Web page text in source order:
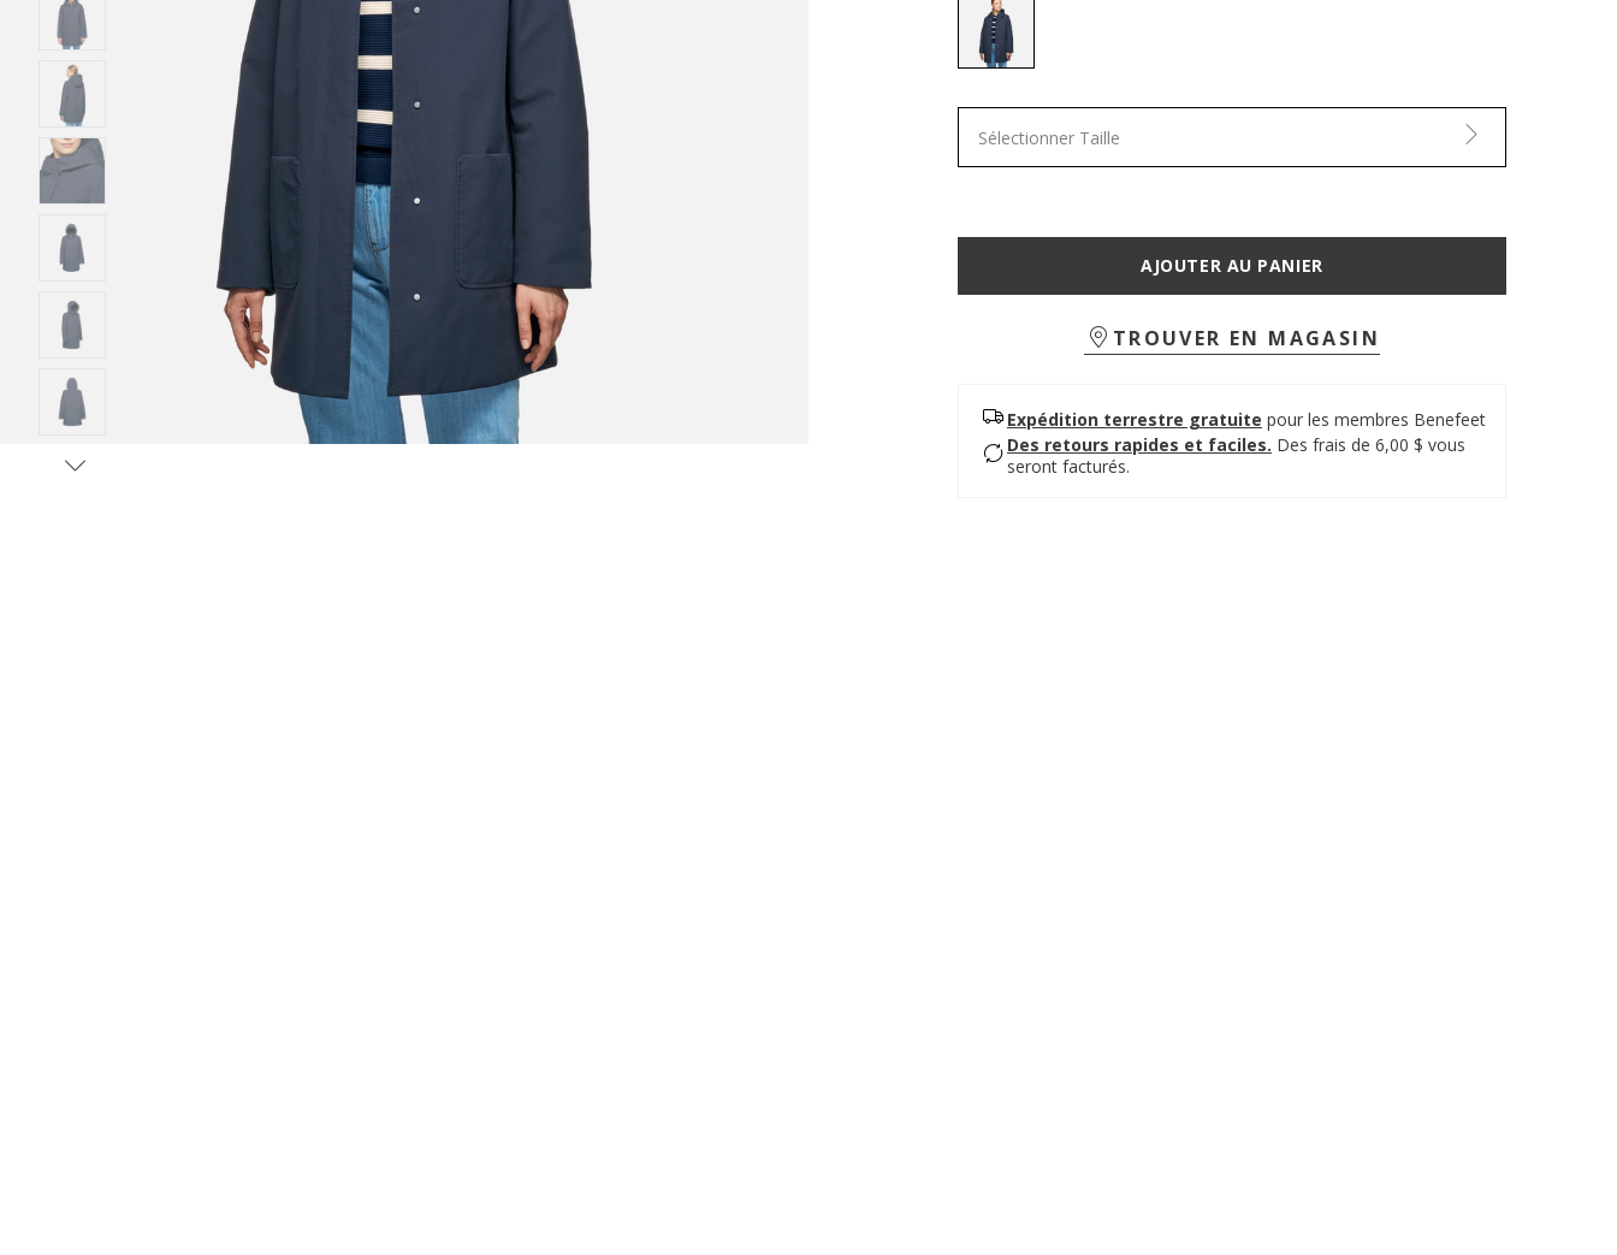
Sélectionner Taille
AJOUTER AU PANIER
TROUVER EN MAGASIN
Expédition terrestre gratuite pour les membres Benefeet
Des retours rapides et faciles. Des frais de 6,00 $ vous
seront facturés.